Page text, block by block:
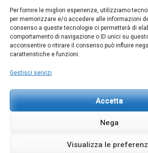
Per fornire le migliori esperienze, utilizziamo
per memorizzare e/o accedere alle informazioni
consenso a queste tecnologie ci permetterà di
comportamento di navigazione o ID unici su
acconsentire o ritirare il consenso può influire
caratteristiche e funzioni.
Gestisci servizi
Accetta
Nega
Visualizza le
Windowssiamo
C#
INFORMAZIONI UTILI